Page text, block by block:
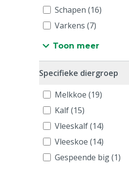
Schapen (16)
Varkens (7)
Toon meer
Specifieke diergroep
Melkkoe (19)
Kalf (15)
Vleeskalf (14)
Vleeskoe (14)
Gespeende big (1)